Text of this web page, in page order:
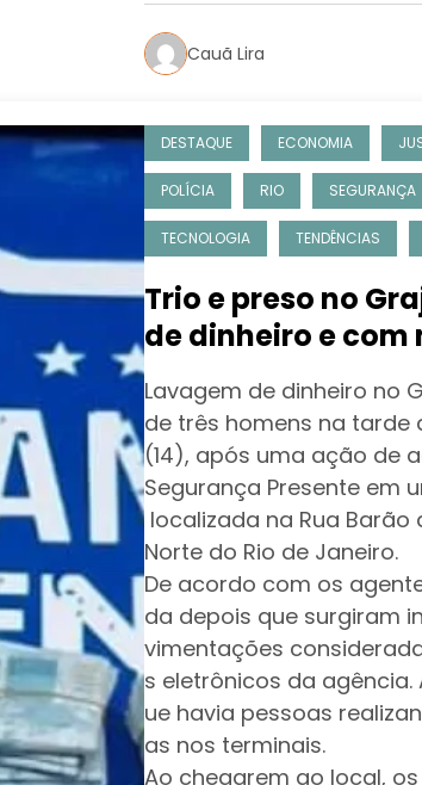
Cauã Lira
DESTAQUE ECONOMIA
POLÍCIA RIO SEGURANÇA
TECNOLOGIA TENDÊNCIAS
Trio e preso no
de dinheiro e com
mil em agência
Lavagem de dinheiro no
de três homens na tarde
(14), após uma ação de
Segurança Presente em
localizada na Rua Barão
Norte do Rio de Janeiro.
De acordo com os
da depois que surgiram
vimentações
s eletrônicos da agência.
ue havia pessoas
as nos terminais.
Ao chegarem ao local,